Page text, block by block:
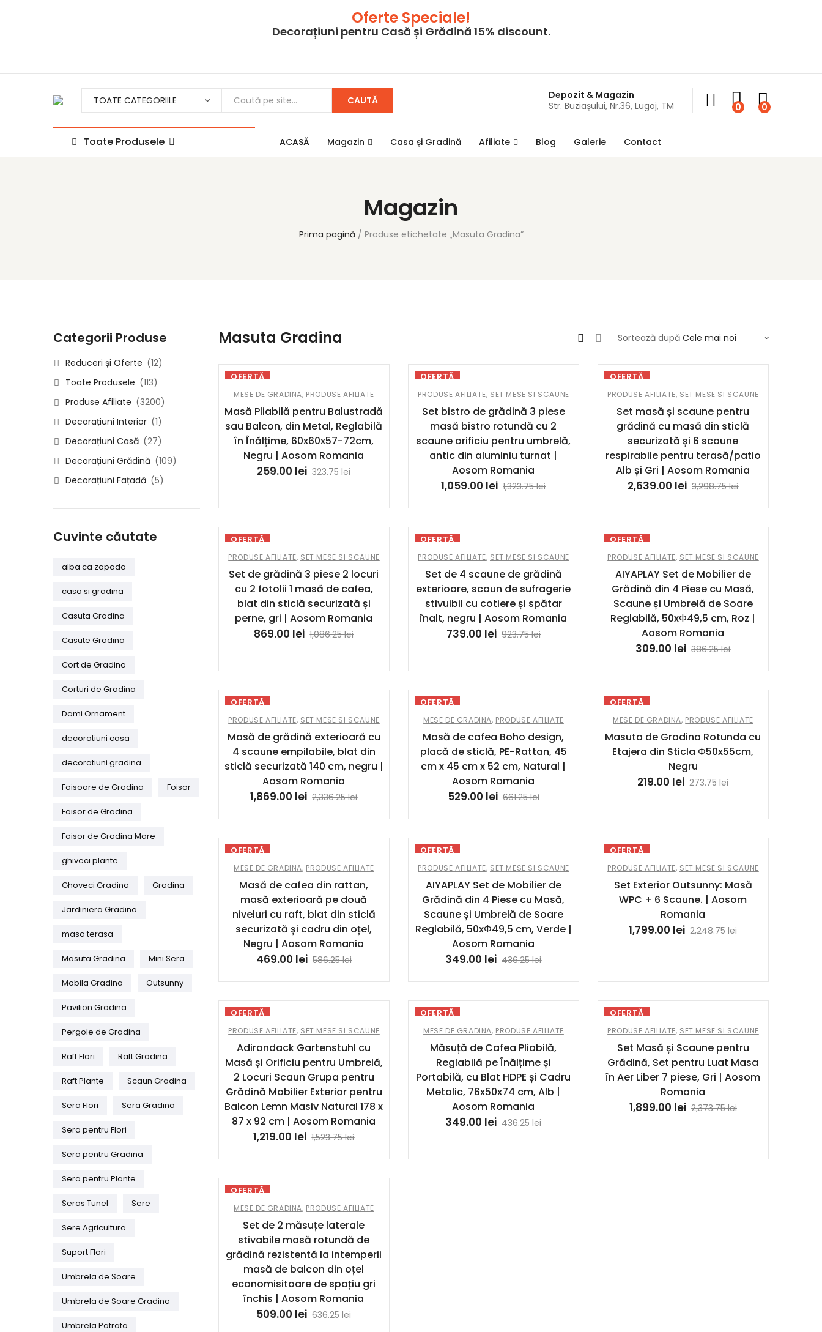
Oferte Speciale!
Decorațiuni pentru Casă și Grădină 15% discount.
CAUTĂ
Depozit & Magazin
Str. Buziașului, Nr.36, Lugoj, TM
0 0
Toate Produsele ACASĂ Magazin Casa și Gradină Afiliate Blog Galerie Contact
Magazin
Prima pagină Produse etichetate „Masuta Gradina”
Masuta Gradina Sortează după
OFERTĂ
MESE DE GRADINA, PRODUSE AFILIATE
Masă Pliabilă pentru Balustradă
sau Balcon, din Metal, Reglabilă
în Înălțime, 60x60x57-72cm,
Negru | Aosom Romania
323.75lei
259.00 lei
OFERTĂ
PRODUSE AFILIATE, SET MESE SI SCAUNE
Set bistro de grădină 3 piese
masă bistro rotundă cu 2
scaune orificiu pentru umbrelă,
antic din aluminiu turnat |
Aosom Romania
1,323.75lei
1,059.00 lei
OFERTĂ
PRODUSE AFILIATE, SET MESE SI SCAUNE
Set masă și scaune pentru
grădină cu masă din sticlă
securizată și 6 scaune
respirabile pentru terasă/patio
Alb și Gri | Aosom Romania
3,298.75lei
2,639.00 lei
OFERTĂ
PRODUSE AFILIATE, SET MESE SI SCAUNE
Set de grădină 3 piese 2 locuri
cu 2 fotolii 1 masă de cafea,
blat din sticlă securizată și
perne, gri | Aosom Romania
1,086.25lei
869.00 lei
OFERTĂ
PRODUSE AFILIATE, SET MESE SI SCAUNE
Set de 4 scaune de grădină
exterioare, scaun de sufragerie
stivuibil cu cotiere și spătar
înalt, negru | Aosom Romania
923.75lei
739.00 lei
OFERTĂ
PRODUSE AFILIATE, SET MESE SI SCAUNE
AIYAPLAY Set de Mobilier de
Grădină din 4 Piese cu Masă,
Scaune și Umbrelă de Soare
Reglabilă, 50xΦ49,5 cm, Roz |
Aosom Romania
386.25lei
309.00 lei
OFERTĂ
PRODUSE AFILIATE, SET MESE SI SCAUNE
Masă de grădină exterioară cu
4 scaune empilabile, blat din
sticlă securizată 140 cm, negru |
Aosom Romania
2,336.25lei
1,869.00 lei
OFERTĂ
MESE DE GRADINA, PRODUSE AFILIATE
Masă de cafea Boho design,
placă de sticlă, PE-Rattan, 45
cm x 45 cm x 52 cm, Natural |
Aosom Romania
661.25lei
529.00 lei
OFERTĂ
MESE DE GRADINA, PRODUSE AFILIATE
Masuta de Gradina Rotunda cu
Etajera din Sticla Φ50x55cm,
Negru
273.75lei
219.00 lei
OFERTĂ
MESE DE GRADINA, PRODUSE AFILIATE
Masă de cafea din rattan,
masă exterioară pe două
niveluri cu raft, blat din sticlă
securizată și cadru din oțel,
Negru | Aosom Romania
586.25lei
469.00 lei
OFERTĂ
PRODUSE AFILIATE, SET MESE SI SCAUNE
AIYAPLAY Set de Mobilier de
Grădină din 4 Piese cu Masă,
Scaune și Umbrelă de Soare
Reglabilă, 50xΦ49,5 cm, Verde |
Aosom Romania
436.25lei
349.00 lei
OFERTĂ
PRODUSE AFILIATE, SET MESE SI SCAUNE
Set Exterior Outsunny: Masă
WPC + 6 Scaune. | Aosom
Romania
2,248.75lei
1,799.00 lei
OFERTĂ
PRODUSE AFILIATE, SET MESE SI SCAUNE
Adirondack Gartenstuhl cu
Masă și Orificiu pentru Umbrelă,
2 Locuri Scaun Grupa pentru
Grădină Mobilier Exterior pentru
Balcon Lemn Masiv Natural 178 x
87 x 92 cm | Aosom Romania
1,523.75lei
1,219.00 lei
OFERTĂ
MESE DE GRADINA, PRODUSE AFILIATE
Măsuță de Cafea Pliabilă,
Reglabilă pe Înălțime și
Portabilă, cu Blat HDPE și Cadru
Metalic, 76x50x74 cm, Alb |
Aosom Romania
436.25lei
349.00 lei
OFERTĂ
PRODUSE AFILIATE, SET MESE SI SCAUNE
Set Masă și Scaune pentru
Grădină, Set pentru Luat Masa
în Aer Liber 7 piese, Gri | Aosom
Romania
2,373.75lei
1,899.00 lei
OFERTĂ
MESE DE GRADINA, PRODUSE AFILIATE
Set de 2 măsuțe laterale
stivabile masă rotundă de
grădină rezistentă la intemperii
masă de balcon din oțel
economisitoare de spațiu gri
închis | Aosom Romania
636.25lei
509.00 lei
Categorii Produse
Reduceri și Oferte (12)
Toate Produsele (113)
Produse Afiliate (3200)
Decorațiuni Interior (1)
Decorațiuni Casă (27)
Decorațiuni Grădină (109)
Decorațiuni Fațadă (5)
Cuvinte căutate
alba ca zapada
casa si gradina
Casuta Gradina
Casute Gradina
Cort de Gradina
Corturi de Gradina
Dami Ornament
decoratiuni casa
decoratiuni gradina
Foisoare de Gradina Foisor
Foisor de Gradina
Foisor de Gradina Mare
ghiveci plante
Ghoveci Gradina Gradina
Jardiniera Gradina
masa terasa
Masuta Gradina Mini Sera
Mobila Gradina Outsunny
Pavilion Gradina
Pergole de Gradina
Raft Flori Raft Gradina
Raft Plante Scaun Gradina
Sera Flori Sera Gradina
Sera pentru Flori
Sera pentru Gradina
Sera pentru Plante
Seras Tunel Sere
Sere Agricultura
Suport Flori
Umbrela de Soare
Umbrela de Soare Gradina
Umbrela Patrata